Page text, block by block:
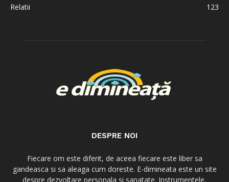
Relatii
123
DESPRE NOI
Fiecare om este diferit, de aceea fiecare este liber sa
gandeasca si sa aleaga cum doreste. E-dimineata este un site
despre dezvoltare personala si sanatate. Instrumentele,